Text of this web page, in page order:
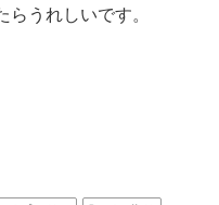
うれしいです。